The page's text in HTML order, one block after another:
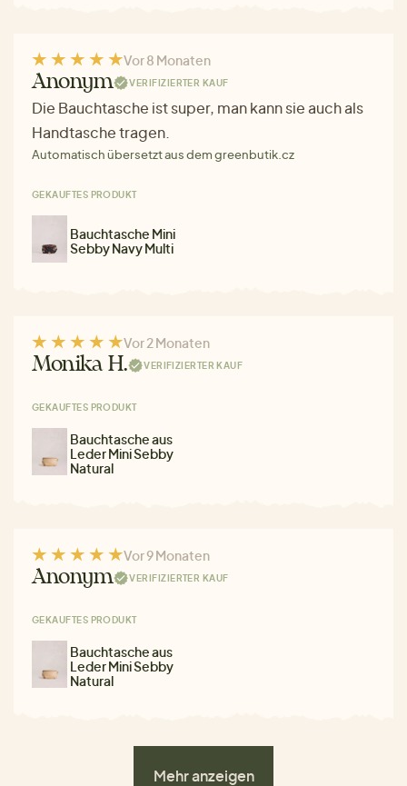
Vor 8 Monaten
Anonym VERIFIZIERTER KAUF
Die Bauchtasche ist super, man kann sie auch als
Handtasche tragen.
Automatisch übersetzt aus dem greenbutik.cz
GEKAUFTES PRODUKT
Bauchtasche Mini
Sebby Navy Multi
Vor 2 Monaten
Monika H. VERIFIZIERTER KAUF
GEKAUFTES PRODUKT
Bauchtasche aus
Leder Mini Sebby
Natural
Vor 9 Monaten
Anonym VERIFIZIERTER KAUF
GEKAUFTES PRODUKT
Bauchtasche aus
Leder Mini Sebby
Natural
Mehr anzeigen